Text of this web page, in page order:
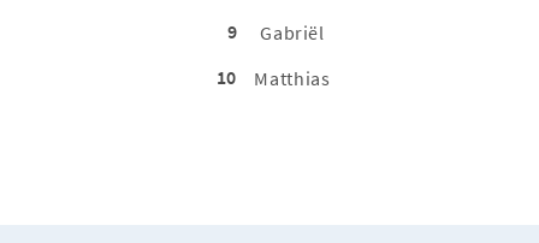
9
Gabriël
10
Matthias